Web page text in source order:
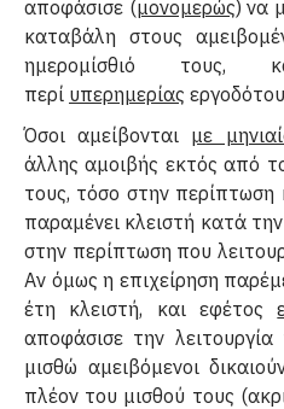
αποφάσισε (μονομερώς) να
καταβάλη στους
ημερομίσθιό τους,
περί υπερημερίας
Όσοι αμείβονται με
άλλης αμοιβής εκτός από
τους, τόσο στην
παραμένει κλειστή κατά
στην περίπτωση που
Αν όμως η επιχείρηση
έτη κλειστή, και εφέτος
αποφάσισε την
μισθώ αμειβόμενοι
πλέον του μισθού τους